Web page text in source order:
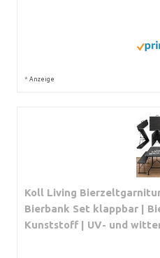
* Anzeige
Koll Living
Bierbank Set klappbar |
Kunststoff | UV- und